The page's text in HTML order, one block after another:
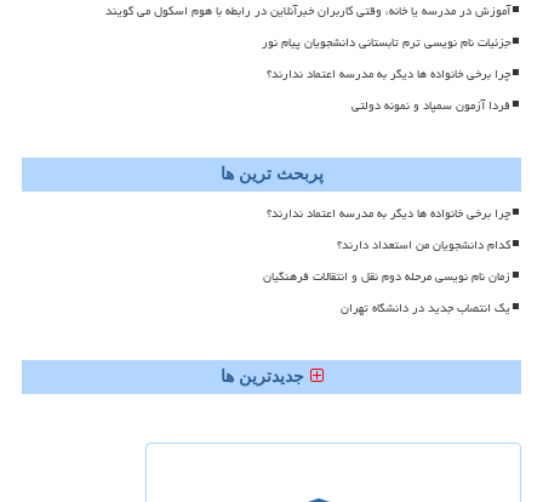
آموزش در مدرسه یا خانه، وقتی کاربران خبرآنلاین در رابطه با هوم اسکول می گویند
جزئیات نام نویسی ترم تابستانی دانشجویان پیام نور
چرا برخی خانواده ها دیگر به مدرسه اعتماد ندارند؟
فردا آزمون سمپاد و نمونه دولتی
پربحث ترین ها
چرا برخی خانواده ها دیگر به مدرسه اعتماد ندارند؟
کدام دانشجویان من استعداد دارند؟
زمان نام نویسی مرحله دوم نقل و انتقالات فرهنگیان
یک انتصاب جدید در دانشگاه تهران
جدیدترین ها